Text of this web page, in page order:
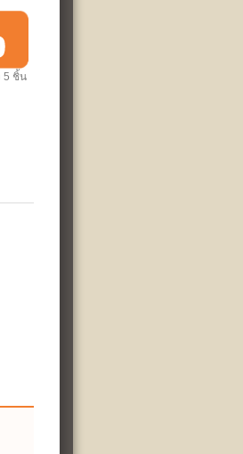
5 ชิ้น